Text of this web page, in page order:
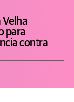
Velha
para
contra